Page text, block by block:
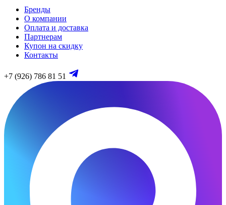
Бренды
О компании
Оплата и доставка
Партнерам
Купон на скидку
Контакты
+7 (926) 786 81 51